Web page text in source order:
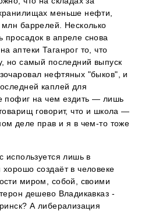
меньше нефти,
баррелей. Несколько
просадок в апреле снова
аптеки Таганрог то, что
но самый последний выпуск
нефтяных "быков", и
каплей для
пофиг на чем ездить — лишь
говорит, что и школа —
деле прав и я в чем-то тоже
используется лишь в
создаёт в человеке
миром, собой, своими
дешево Владикавказ -
А либерализация